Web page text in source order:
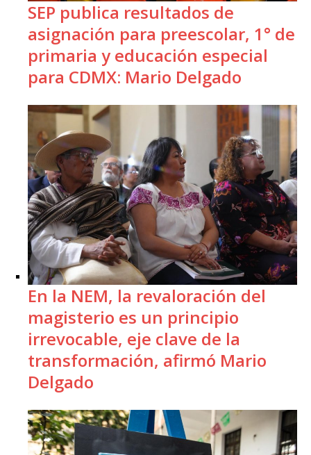
SEP publica resultados de
asignación para preescolar, 1° de
primaria y educación especial
para CDMX: Mario Delgado
En la NEM, la revaloración del
magisterio es un principio
irrevocable, eje clave de la
transformación, afirmó Mario
Delgado